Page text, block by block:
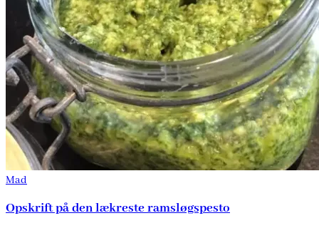
Mad
Opskrift på den lækreste ramsløgspesto